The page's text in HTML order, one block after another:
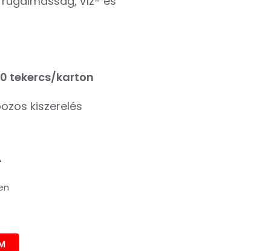
tekercs/karton
kiszerelés